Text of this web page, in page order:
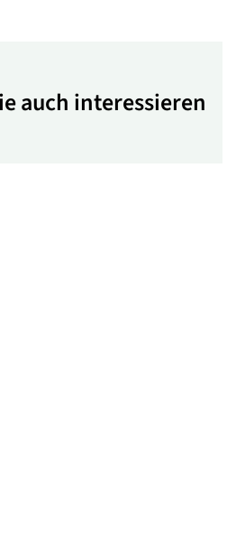
auch interessieren